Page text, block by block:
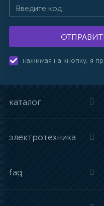
нажимая на кнопку, я
каталог
электротехника
faq